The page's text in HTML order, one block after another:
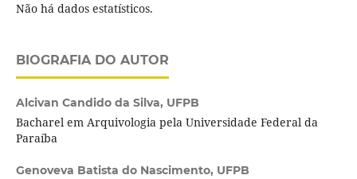
Não há dados estatísticos.
BIOGRAFIA DO AUTOR
Alcivan Candido da Silva, UFPB
Bacharel em Arquivologia pela Universidade Federal da
Paraíba
Genoveva Batista do Nascimento, UFPB